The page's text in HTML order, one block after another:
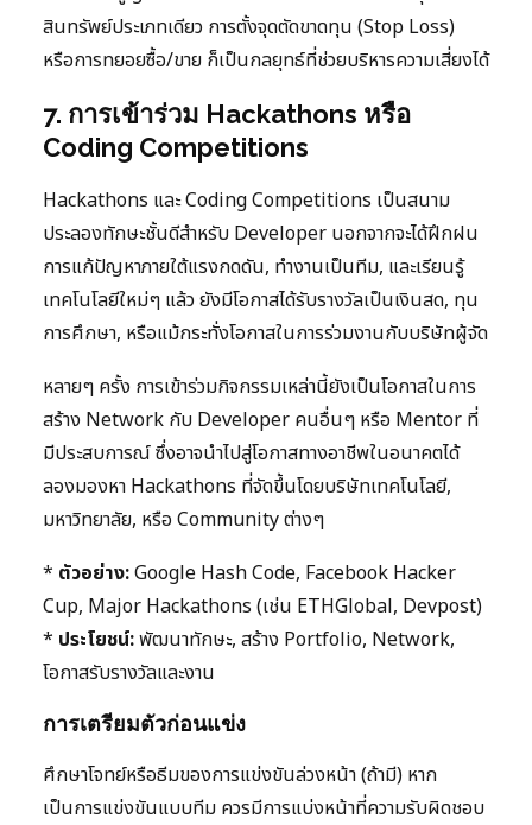
สินทรัพย์ประเภทเดียว การตั้งจุดตัดขาดทุน (Stop Loss)
หรือการทยอยซื้อ/ขาย ก็เป็นกลยุทธ์ที่ช่วยบริหารความเสี่ยงได้
7. การเข้าร่วม Hackathons หรือ
Coding Competitions
Hackathons และ Coding Competitions เป็นสนาม
ประลองทักษะชั้นดีสำหรับ Developer นอกจากจะได้ฝึกฝน
การแก้ปัญหาภายใต้แรงกดดัน, ทำงานเป็นทีม, และเรียนรู้
เทคโนโลยีใหม่ๆ แล้ว ยังมีโอกาสได้รับรางวัลเป็นเงินสด, ทุน
การศึกษา, หรือแม้กระทั่งโอกาสในการร่วมงานกับบริษัทผู้จัด
หลายๆ ครั้ง การเข้าร่วมกิจกรรมเหล่านี้ยังเป็นโอกาสในการ
สร้าง Network กับ Developer คนอื่นๆ หรือ Mentor ที่
มีประสบการณ์ ซึ่งอาจนำไปสู่โอกาสทางอาชีพในอนาคตได้
ลองมองหา Hackathons ที่จัดขึ้นโดยบริษัทเทคโนโลยี,
มหาวิทยาลัย, หรือ Community ต่างๆ
* ตัวอย่าง:Google Hash Code, Facebook Hacker
Cup, Major Hackathons (เช่น ETHGlobal, Devpost)
* ประโยชน์:พัฒนาทักษะ, สร้าง Portfolio, Network,
โอกาสรับรางวัลและงาน
การเตรียมตัวก่อนแข่ง
ศึกษาโจทย์หรือธีมของการแข่งขันล่วงหน้า (ถ้ามี) หาก
เป็นการแข่งขันแบบทีม ควรมีการแบ่งหน้าที่ความรับผิดชอบ